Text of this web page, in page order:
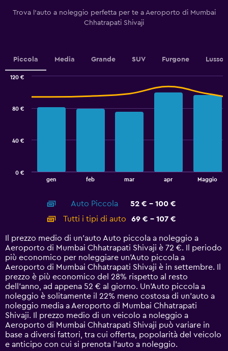
has
values.
Range:
28
Trova l'auto a noleggio perfetta per te a Aeroporto di Mumbai
Chhatrapati Shivaji
Piccola Media Grande SUV Furgone Lusso
14
categories.
The
chart
has
1
Y
axis
displaying
values.
Range:
0
gen feb mar apr Maggio
0 €
40 €
80 €
120 €
Auto Piccola
52 € - 100 €
Tutti i tipi di auto
69 € - 107 €
Il prezzo medio di un'auto Auto piccola a noleggio a
Aeroporto di Mumbai Chhatrapati Shivaji è 72 €. Il periodo
più economico per noleggiare un'Auto piccola a
Aeroporto di Mumbai Chhatrapati Shivaji è in settembre. Il
prezzo è più economico del 28% rispetto al resto
dell'anno, ad appena 52 € al giorno. Un'Auto piccola a
noleggio è solitamente il 22% meno costosa di un'auto a
noleggio media a Aeroporto di Mumbai Chhatrapati
Shivaji. Il prezzo medio di un veicolo a noleggio a
Aeroporto di Mumbai Chhatrapati Shivaji può variare in
base a diversi fattori, tra cui offerta, popolarità del veicolo
e anticipo con cui si prenota l'auto a noleggio.